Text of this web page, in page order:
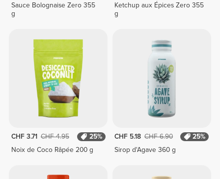
Sauce Bolognaise Zero 355
g
Ketchup aux Épices Zero 355
g
CHF 3.71 CHF 4.95
25%
Noix de Coco Râpée 200 g
CHF 5.18 CHF 6.90
25%
Sirop d'Agave 360 g